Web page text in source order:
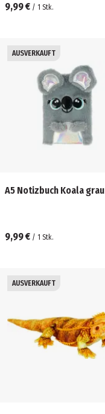
9,99 € / 1 Stk.
AUSVERKAUFT
A5 Notizbuch Koala grau
9,99 € / 1 Stk.
AUSVERKAUFT